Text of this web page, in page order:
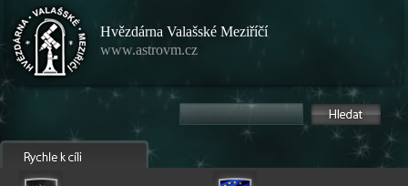
Hvězdárna Valašské Meziříčí
www.astrovm.cz